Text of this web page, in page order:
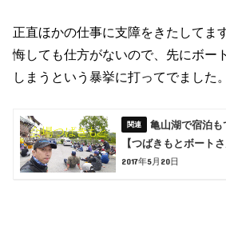
正直ほかの仕事に支障をきたしてま
悔しても仕方がないので、先にボー
しまうという暴挙に打ってでました。
亀山湖で宿泊
【つばきもとボートさ
2017年5月20日